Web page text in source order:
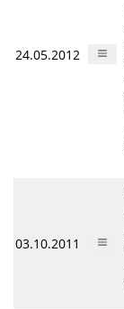
24.05.2012
03.10.2011